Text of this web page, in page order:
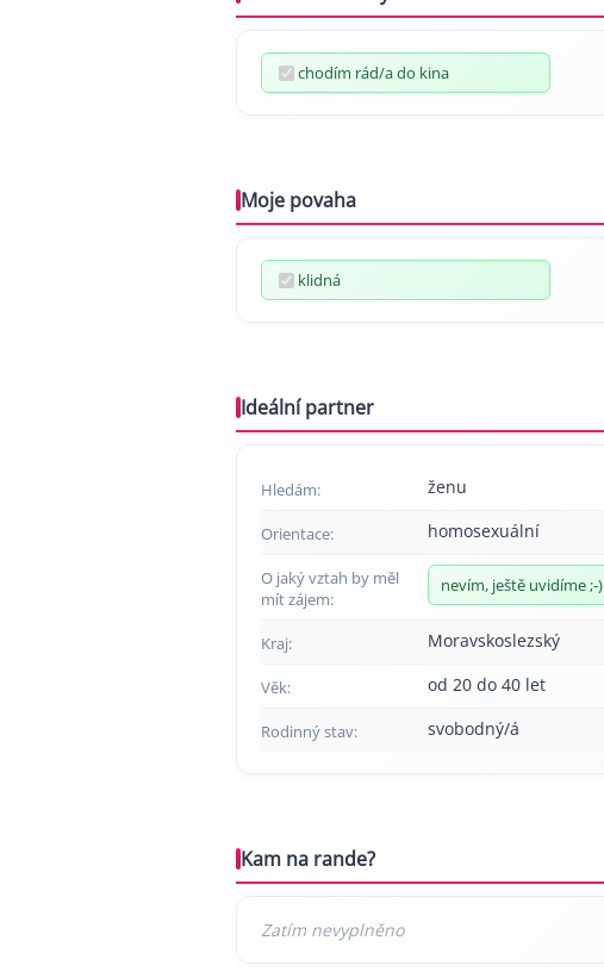
chodím rád/a do kina
Moje povaha
klidná
Ideální partner
Hledám: ženu
Orientace: homosexuální
O jaký vztah by měl
mít zájem:
nevím, ještě uvidíme ;-)
Kraj: Moravskoslezský
Věk: od 20 do 40 let
Rodinný stav: svobodný/á
Kam na rande?